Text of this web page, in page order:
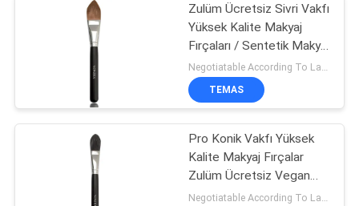
Zulüm Ücretsiz Sivri Vakfı
Yüksek Kalite Makyaj
Fırçaları / Sentetik Makyaj
Fırçaları
Negotiatable According To Large Quantity MOQ:500 pcs
TEMAS
Pro Konik Vakfı Yüksek
Kalite Makyaj Fırçalar
Zulüm Ücretsiz Vegan
Taklon
Negotiatable According To Large Quantity MOQ:500 adet